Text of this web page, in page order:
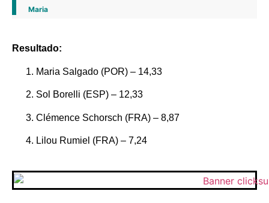
Maria
Resultado:
Maria Salgado (POR) – 14,33
Sol Borelli (ESP) – 12,33
Clémence Schorsch (FRA) – 8,87
Lilou Rumiel (FRA) – 7,24